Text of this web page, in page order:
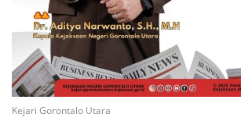
Kejari Gorontalo Utara